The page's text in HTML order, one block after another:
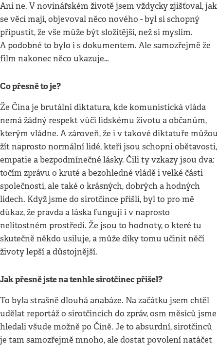
Ani ne. V novinářském životě jsem vždycky zjišťoval, jak
se věci mají, objevoval něco nového - byl si schopný
připustit, že vše může být složitější, než si myslím.
A podobné to bylo i s dokumentem. Ale samozřejmě že
film nakonec něco ukazuje…
Co přesně to je?
Že Čína je brutální diktatura, kde komunistická vláda
nemá žádný respekt vůči lidskému životu a občanům,
kterým vládne. A zároveň, že i v takové diktatuře můžou
žít naprosto normální lidé, kteří jsou schopni obětavosti,
empatie a bezpodmínečné lásky. Čili ty vzkazy jsou dva:
točím zprávu o kruté a bezohledné vládě i velké části
společnosti, ale také o krásných, dobrých a hodných
lidech. Když jsme do sirotčince přišli, byl to pro mě
důkaz, že pravda a láska fungují i v naprosto
nelítostném prostředí. Že jsou to hodnoty, o které tu
skutečně někdo usiluje, a může díky tomu učinit něčí
životy lepší a důstojnější.
Jak přesně jste na tenhle sirotčinec přišel?
To byla strašně dlouhá anabáze. Na začátku jsem chtěl
udělat reportáž o sirotčincích do zpráv, osm měsíců jsme
hledali všude možně po Číně. Je to absurdní, sirotčinců
je tam samozřejmě mnoho, ale dostat povolení natáčet